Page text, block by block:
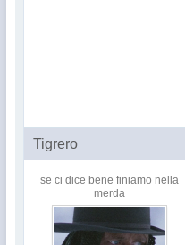
Tigrero
se ci dice bene finiamo nella
merda